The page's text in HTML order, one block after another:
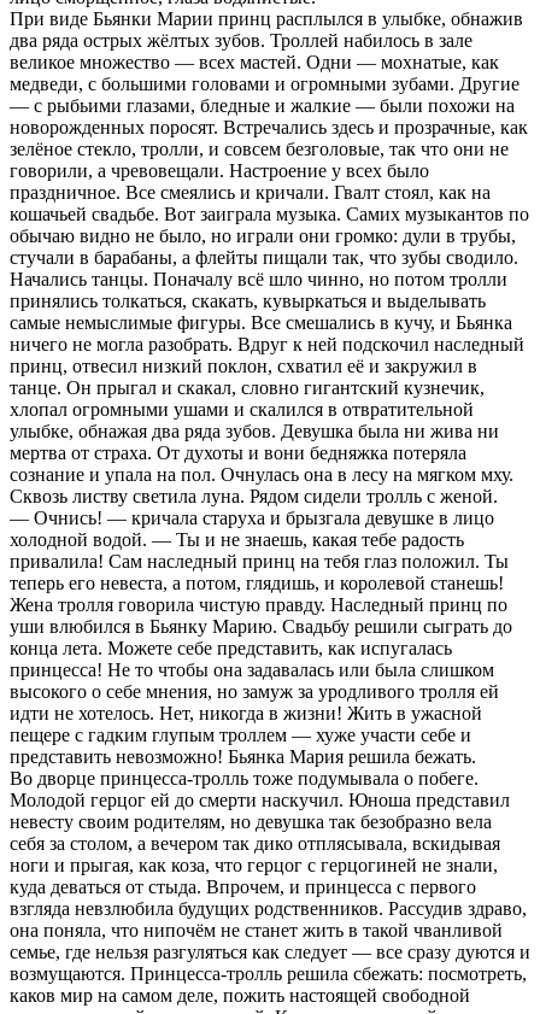
При виде Бьянки Марии принц расплылся в улыбке, обнажив
два ряда острых жёлтых зубов. Троллей набилось в зале
великое множество — всех мастей. Одни — мохнатые, как
медведи, с большими головами и огромными зубами. Другие
— с рыбьими глазами, бледные и жалкие — были похожи на
новорожденных поросят. Встречались здесь и прозрачные, как
зелёное стекло, тролли, и совсем безголовые, так что они не
говорили, а чревовещали. Настроение у всех было
праздничное. Все смеялись и кричали. Гвалт стоял, как на
кошачьей свадьбе. Вот заиграла музыка. Самих музыкантов по
обычаю видно не было, но играли они громко: дули в трубы,
стучали в барабаны, а флейты пищали так, что зубы сводило.
Начались танцы. Поначалу всё шло чинно, но потом тролли
принялись толкаться, скакать, кувыркаться и выделывать
самые немыслимые фигуры. Все смешались в кучу, и Бьянка
ничего не могла разобрать. Вдруг к ней подскочил наследный
принц, отвесил низкий поклон, схватил её и закружил в
танце. Он прыгал и скакал, словно гигантский кузнечик,
хлопал огромными ушами и скалился в отвратительной
улыбке, обнажая два ряда зубов. Девушка была ни жива ни
мертва от страха. От духоты и вони бедняжка потеряла
сознание и упала на пол. Очнулась она в лесу на мягком мху.
Сквозь листву светила луна. Рядом сидели тролль с женой.
— Очнись! — кричала старуха и брызгала девушке в лицо
холодной водой. — Ты и не знаешь, какая тебе радость
привалила! Сам наследный принц на тебя глаз положил. Ты
теперь его невеста, а потом, глядишь, и королевой станешь!
Жена тролля говорила чистую правду. Наследный принц по
уши влюбился в Бьянку Марию. Свадьбу решили сыграть до
конца лета. Можете себе представить, как испугалась
принцесса! Не то чтобы она задавалась или была слишком
высокого о себе мнения, но замуж за уродливого тролля ей
идти не хотелось. Нет, никогда в жизни! Жить в ужасной
пещере с гадким глупым троллем — хуже участи себе и
представить невозможно! Бьянка Мария решила бежать.
Во дворце принцесса-тролль тоже подумывала о побеге.
Молодой герцог ей до смерти наскучил. Юноша представил
невесту своим родителям, но девушка так безобразно вела
себя за столом, а вечером так дико отплясывала, вскидывая
ноги и прыгая, как коза, что герцог с герцогиней не знали,
куда деваться от стыда. Впрочем, и принцесса с первого
взгляда невзлюбила будущих родственников. Рассудив здраво,
она поняла, что нипочём не станет жить в такой чванливой
семье, где нельзя разгуляться как следует — все сразу дуются и
возмущаются. Принцесса-тролль решила сбежать: посмотреть,
каков мир на самом деле, пожить настоящей свободной